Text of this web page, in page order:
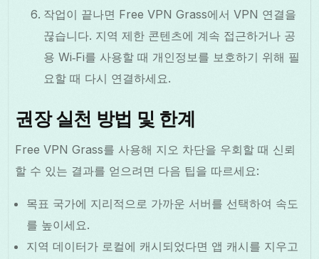
작업이 끝나면 Free VPN Grass에서 VPN 연결을
끊습니다. 지역 제한 콘텐츠에 계속 접근하거나 공
용 Wi‑Fi를 사용할 때 개인정보를 보호하기 위해 필
요할 때 다시 연결하세요.
권장 실천 방법 및 한계
Free VPN Grass를 사용해 지오 차단을 우회할 때 신뢰
할 수 있는 결과를 얻으려면 다음 팁을 따르세요:
목표 국가에 지리적으로 가까운 서버를 선택하여 속도
를 높이세요.
지역 데이터가 로컬에 캐시되었다면 앱 캐시를 지우고